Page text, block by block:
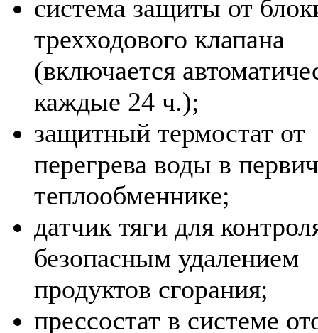
система защиты от
трехходового клапана
(включается
каждые 24 ч.);
защитный термостат от
перегрева воды в
теплообменнике;
датчик тяги для
безопасным удалением
продуктов сгорания;
прессостат в системе